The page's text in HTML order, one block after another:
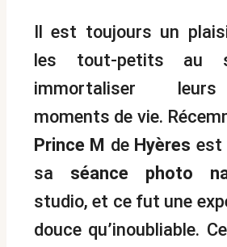
Il est toujours un
les tout-petits au
immortaliser
moments de vie.
Prince M de Hyères est
sa séance photo
studio, et ce fut une
douce qu’inoubliable.